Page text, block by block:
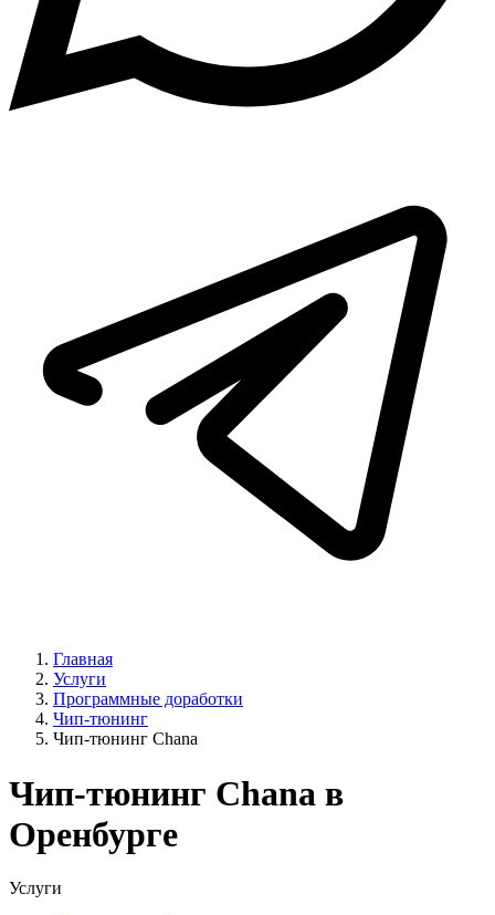
Главная
Услуги
Программные доработки
Чип-тюнинг
Чип-тюнинг Chana
Чип-тюнинг Chana в
Оренбурге
Услуги